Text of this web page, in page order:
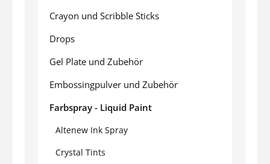
Crayon und Scribble Sticks
Drops
Gel Plate und Zubehör
Embossingpulver und Zubehör
Farbspray - Liquid Paint
Altenew Ink Spray
Crystal Tints